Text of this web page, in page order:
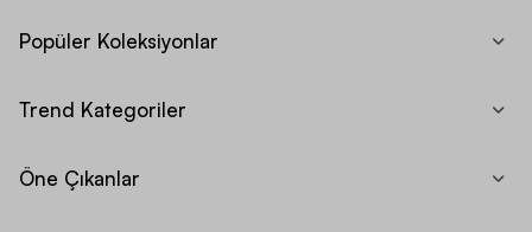
Popüler Koleksiyonlar
Trend Kategoriler
Öne Çıkanlar